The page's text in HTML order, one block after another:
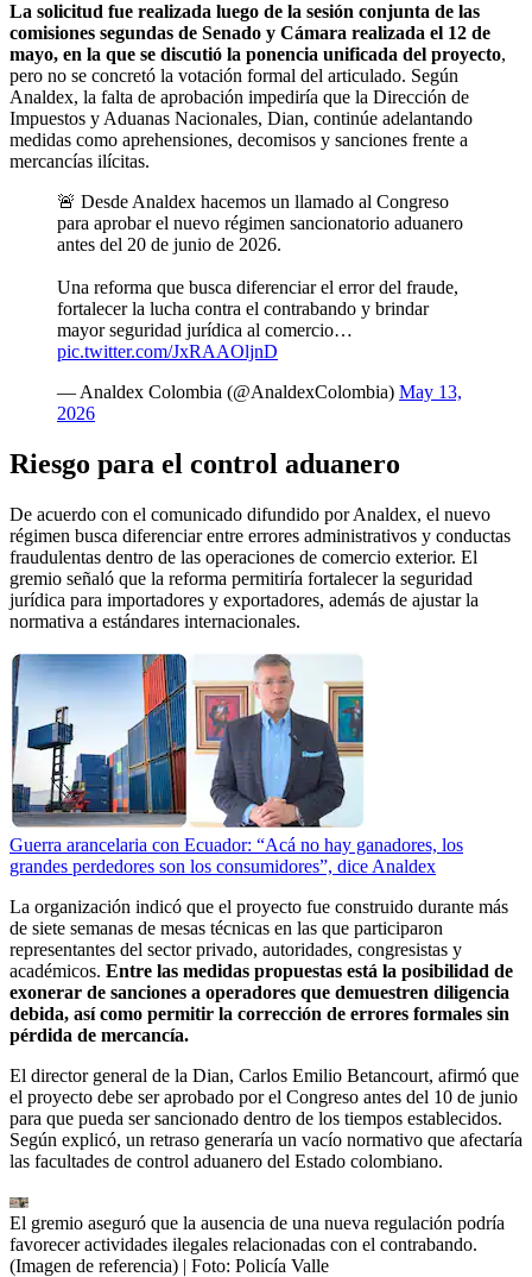
La solicitud fue realizada luego de la sesión conjunta de las
comisiones segundas de Senado y Cámara realizada el 12 de
mayo, en la que se discutió la ponencia unificada del proyecto,
pero no se concretó la votación formal del articulado. Según
Analdex, la falta de aprobación impediría que la Dirección de
Impuestos y Aduanas Nacionales, Dian, continúe adelantando
medidas como aprehensiones, decomisos y sanciones frente a
mercancías ilícitas.
🚨 Desde Analdex hacemos un llamado al Congreso
para aprobar el nuevo régimen sancionatorio aduanero
antes del 20 de junio de 2026.
Una reforma que busca diferenciar el error del fraude,
fortalecer la lucha contra el contrabando y brindar
mayor seguridad jurídica al comercio…
pic.twitter.com/JxRAAOljnD
— Analdex Colombia (@AnaldexColombia) May 13,
2026
Riesgo para el control aduanero
De acuerdo con el comunicado difundido por Analdex, el nuevo
régimen busca diferenciar entre errores administrativos y conductas
fraudulentas dentro de las operaciones de comercio exterior. El
gremio señaló que la reforma permitiría fortalecer la seguridad
jurídica para importadores y exportadores, además de ajustar la
normativa a estándares internacionales.
Guerra arancelaria con Ecuador: “Acá no hay ganadores, los
grandes perdedores son los consumidores”, dice Analdex
La organización indicó que el proyecto fue construido durante más
de siete semanas de mesas técnicas en las que participaron
representantes del sector privado, autoridades, congresistas y
académicos. Entre las medidas propuestas está la posibilidad de
exonerar de sanciones a operadores que demuestren diligencia
debida, así como permitir la corrección de errores formales sin
pérdida de mercancía.
El director general de la Dian, Carlos Emilio Betancourt, afirmó que
el proyecto debe ser aprobado por el Congreso antes del 10 de junio
para que pueda ser sancionado dentro de los tiempos establecidos.
Según explicó, un retraso generaría un vacío normativo que afectaría
las facultades de control aduanero del Estado colombiano.
El gremio aseguró que la ausencia de una nueva regulación podría
favorecer actividades ilegales relacionadas con el contrabando.
(Imagen de referencia) | Foto: Policía Valle